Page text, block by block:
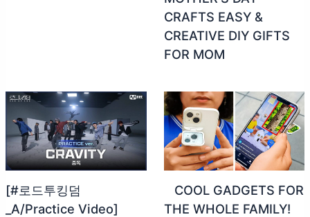
CRAFTS EASY &
CREATIVE DIY GIFTS
FOR MOM
[#로드투킹덤
_A/Practice Video]
‍ ‍ ‍ COOL GADGETS FOR
THE WHOLE FAMILY!